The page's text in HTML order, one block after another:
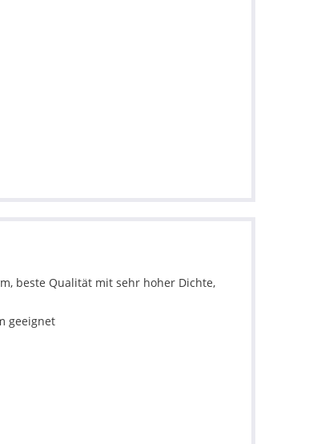
beste Qualität mit sehr hoher Dichte,
geeignet